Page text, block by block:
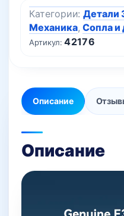
Артикул:42176
Категории:Детали
Механика,Сопла и
Описание
Описание